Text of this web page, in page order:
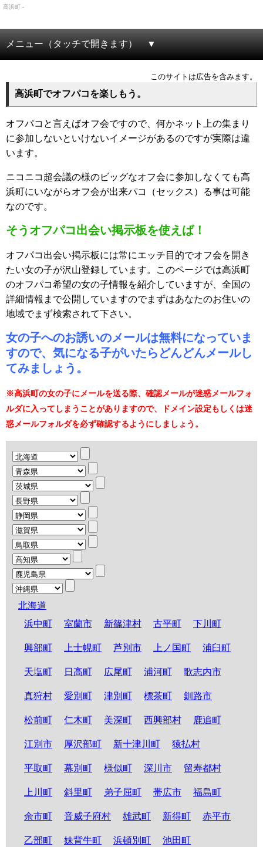
高浜町 -
メニュー（タッチで開きます）
このサイトは広告を含みます。
高浜町でオフパコを楽しもう。
オフパコと言えばオフ会ですので、何かネット上の集まり
に参加しないといけないイメージがあるのですが実際は違
います。
ニコニコ超会議の様のビッグなオフ会に参加しなくても高
浜町にいながらオフ会が出来パコ（セックス）る事は可能
なのです。
そうオフパコ出会い掲示板を使えば！
オフパコ出会い掲示板には常にエッチ目的でオフ会を開き
たい女の子が沢山登録しています。このページでは高浜町
のオフパコ希望の女の子情報を紹介していますが、全国の
詳細情報まで公開していますのでまずはあなたのお住いの
地域でまず検索されて下さい。
女の子へのお誘いのメールは無料になっていま
すので、気になる子がいたらどんどんメールし
てみましょう。
※高浜町の女の子にメールを送る際、確認メールが迷惑メールフォ
ルダに入ってしまうことがありますので、ドメイン設定もしくは迷
惑メールフォルダを必ず確認するようにしましょう。
北海道
浜中町
室蘭市 新篠津村 古平町 下川町
興部町 上士幌町 芦別市 上ノ国町 浦臼町
天塩町 日高町 広尾町 浦河町 歌志内市
真狩村 愛別町 津別町 標茶町 釧路市
松前町 仁木町 美深町 西興部村 鹿追町
江別市 厚沢部町 新十津川町 猿払村
平取町 幕別町 様似町 深川市 留寿都村
上川町 斜里町 弟子屈町 帯広市 福島町
余市町 音威子府村 雄武町 新得町 赤平市
乙部町 妹背牛町 浜頓別町 池田町